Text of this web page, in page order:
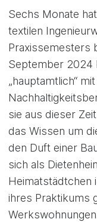
Sechs Monate
textilen
Praxissemesters
September 2024
„hauptamtlich“
sie aus dieser
das Wissen um
den Duft einer
sich als
Heimatstädtchen
ihres Praktikums